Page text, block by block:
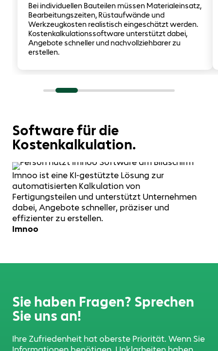
Bei individuellen Bauteilen müssen Materialeinsatz,
Bearbeitungszeiten, Rüstaufwände und
Werkzeugkosten realistisch eingeschätzt werden.
Kostenkalkulationssoftware unterstützt dabei,
Angebote schneller und nachvollziehbarer zu
erstellen.
Software für die
Kostenkalkulation.
Imnoo ist eine KI-gestützte Lösung zur
automatisierten Kalkulation von
Fertigungsteilen und unterstützt Unternehmen
dabei, Angebote schneller, präziser und
effizienter zu erstellen.
Imnoo
Sie haben Fragen? Sprechen
Sie uns an!
Ihre Zufriedenheit hat oberste Priorität. Wenn Sie